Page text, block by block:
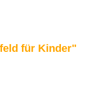
für Kinder"